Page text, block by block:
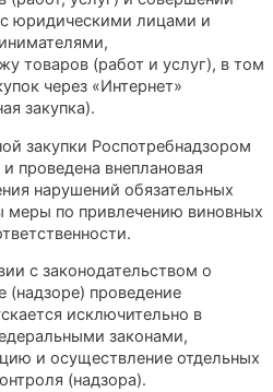
юридическими лицами и
товаров (работ и услуг), в том
через «Интернет»
закупка).
закупки Роспотребнадзором
проведена внеплановая
нарушений обязательных
меры по привлечению виновных
с законодательством о
(надзоре) проведение
исключительно в
законами,
и осуществление отдельных
(надзора).